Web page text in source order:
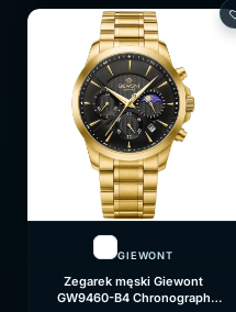
GIEWONT
Zegarek męski Giewont
GW9460-B4 Chronograph